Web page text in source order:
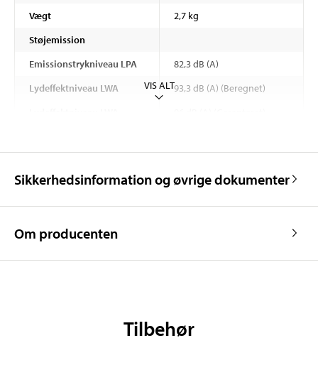
Vægt
2,7 kg
Støjemission
Emissionstrykniveau LPA
82,3 dB (A)
Lydeffektniveau LWA
93,3 dB (A) (Beregnet)
VIS ALT
Sikkerhedsinformation og øvrige dokumenter
Om producenten
Tilbehør